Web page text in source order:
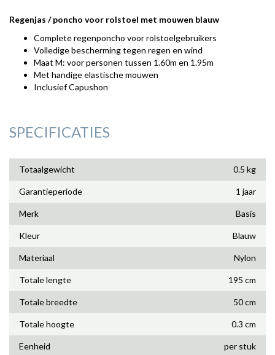
Regenjas / poncho voor rolstoel met mouwen blauw
Complete regenponcho voor rolstoelgebruikers
Volledige bescherming tegen regen en wind
Maat M: voor personen tussen 1.60m en 1.95m
Met handige elastische mouwen
Inclusief Capushon
SPECIFICATIES
Totaalgewicht 0.5 kg
Garantieperiode 1 jaar
Merk Basis
Kleur Blauw
Materiaal Nylon
Totale lengte 195 cm
Totale breedte 50 cm
Totale hoogte 0.3 cm
Eenheid per stuk